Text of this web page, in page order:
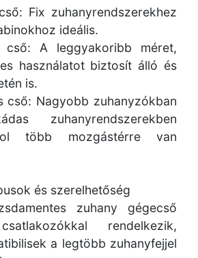
Fix zuhanyrendszerekhez
ideális.
A leggyakoribb méret,
használatot biztosít álló és
is.
cső: Nagyobb zuhanyzókban
zuhanyrendszerekben
több mozgástérre van
és szerelhetőség
zuhany gégecső
rendelkezik,
a legtöbb zuhanyfejjel